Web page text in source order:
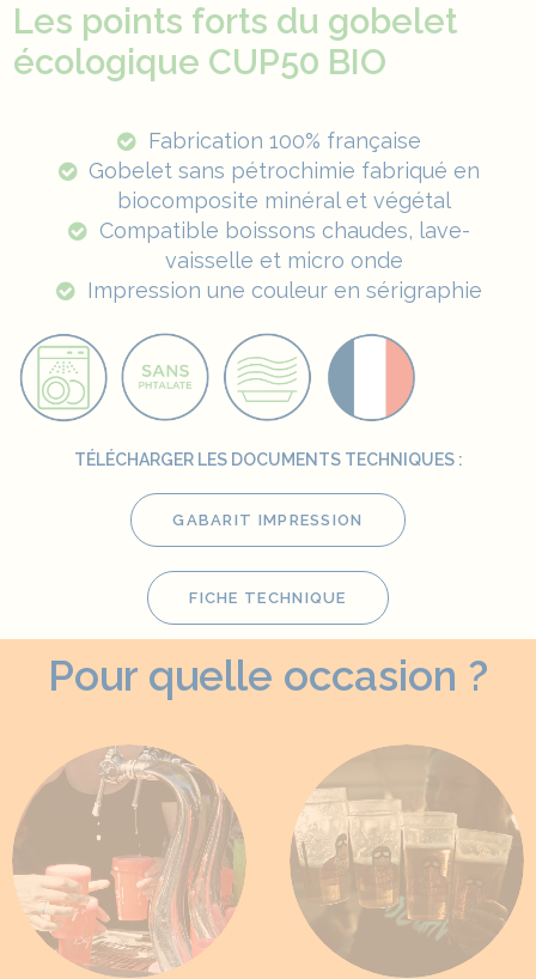
Les points forts du gobelet
écologique CUP50 BIO
Fabrication 100% française
Gobelet sans pétrochimie fabriqué en
biocomposite minéral et végétal
Compatible boissons chaudes, lave-
vaisselle et micro onde
Impression une couleur en sérigraphie
TÉLÉCHARGER LES DOCUMENTS TECHNIQUES :
GABARIT IMPRESSION
FICHE TECHNIQUE
Pour quelle occasion ?